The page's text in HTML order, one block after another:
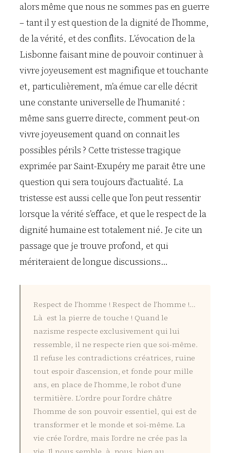
alors même que nous ne sommes pas en guerre
– tant il y est question de la dignité de l’homme,
de la vérité, et des conflits. L’évocation de la
Lisbonne faisant mine de pouvoir continuer à
vivre joyeusement est magnifique et touchante
et, particulièrement, m’a émue car elle décrit
une constante universelle de l’humanité :
même sans guerre directe, comment peut-on
vivre joyeusement quand on connait les
possibles périls ? Cette tristesse tragique
exprimée par Saint-Exupéry me parait être une
question qui sera toujours d’actualité. La
tristesse est aussi celle que l’on peut ressentir
lorsque la vérité s’efface, et que le respect de la
dignité humaine est totalement nié. Je cite un
passage que je trouve profond, et qui
mériteraient de longue discussions…
Respect de l’homme ! Respect de l’homme !…
Là est la pierre de touche ! Quand le
nazisme respecte exclusivement qui lui
ressemble, il ne respecte rien que soi-même.
Il refuse les contradictions créatrices, ruine
tout espoir d’ascension, et fonde pour mille
ans, en place de l’homme, le robot d’une
termitière. L’ordre pour l’ordre châtre
l’homme de son pouvoir essentiel, qui est de
transformer et le monde et soi-même. La
vie crée l’ordre, mais l’ordre ne crée pas la